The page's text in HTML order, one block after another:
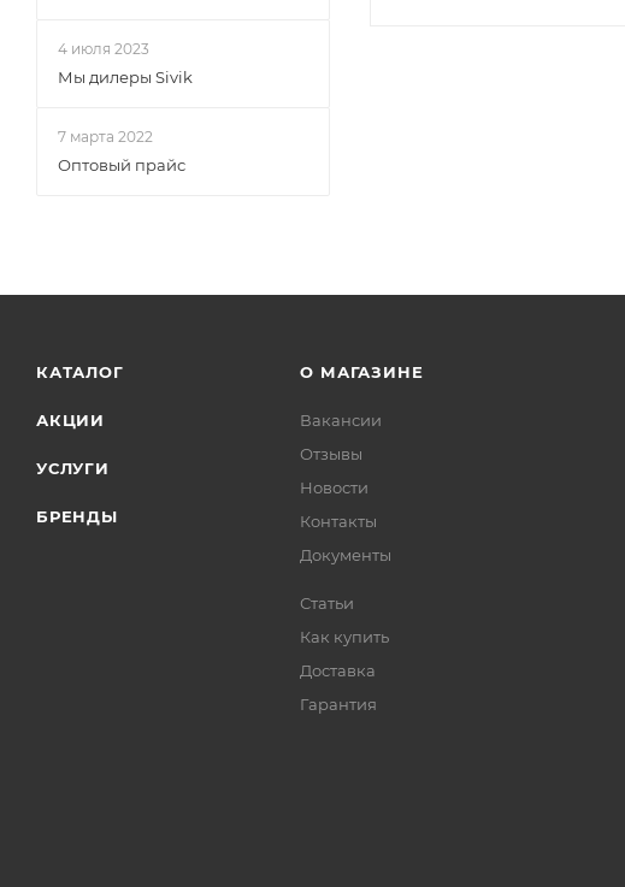
4 июля 2023
Мы дилеры Sivik
7 марта 2022
Оптовый прайс
КАТАЛОГ
АКЦИИ
УСЛУГИ
БРЕНДЫ
О МАГАЗИНЕ
Вакансии
Отзывы
Новости
Контакты
Документы
Статьи
Как купить
Доставка
Гарантия